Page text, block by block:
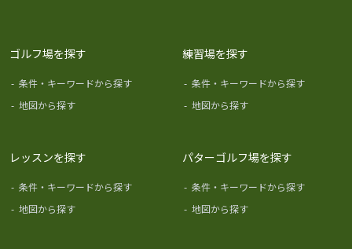
ゴルフ場を探す
- 条件・キーワードから探す
- 地図から探す
練習場を探す
- 条件・キーワードから探す
- 地図から探す
レッスンを探す
- 条件・キーワードから探す
- 地図から探す
パターゴルフ場を探す
- 条件・キーワードから探す
- 地図から探す